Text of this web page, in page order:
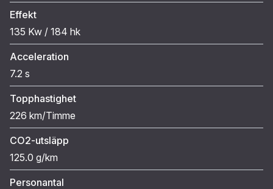
Effekt
135 Kw / 184 hk
Acceleration
7.2 s
Topphastighet
226 km/Timme
CO2-utsläpp
125.0 g/km
Personantal